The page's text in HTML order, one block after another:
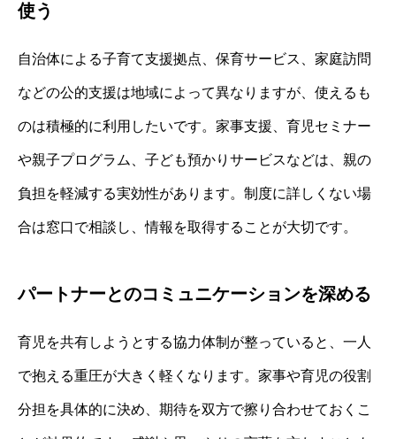
使う
自治体による子育て支援拠点、保育サービス、家庭訪問
などの公的支援は地域によって異なりますが、使えるも
のは積極的に利用したいです。家事支援、育児セミナー
や親子プログラム、子ども預かりサービスなどは、親の
負担を軽減する実効性があります。制度に詳しくない場
合は窓口で相談し、情報を取得することが大切です。
パートナーとのコミュニケーションを深める
育児を共有しようとする協力体制が整っていると、一人
で抱える重圧が大きく軽くなります。家事や育児の役割
分担を具体的に決め、期待を双方で擦り合わせておくこ